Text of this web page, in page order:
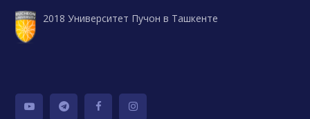
2018 Университет Пучон в Ташкенте